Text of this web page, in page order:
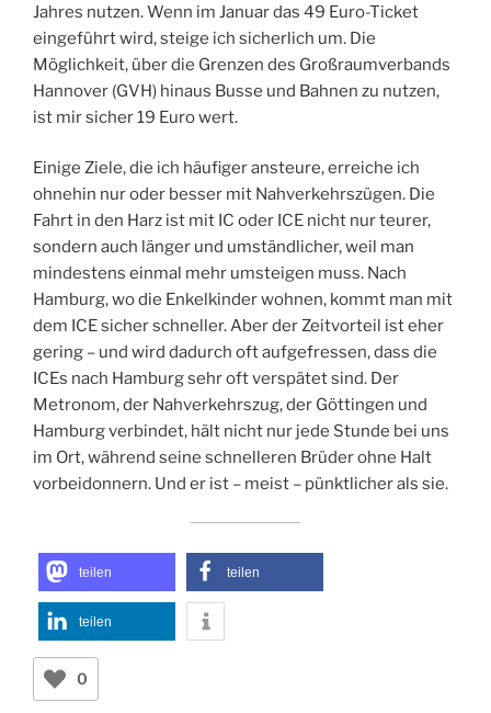
Jahres nutzen. Wenn im Januar das 49 Euro-Ticket
eingeführt wird, steige ich sicherlich um. Die
Möglichkeit, über die Grenzen des Großraumverbands
Hannover (GVH) hinaus Busse und Bahnen zu nutzen,
ist mir sicher 19 Euro wert.
Einige Ziele, die ich häufiger ansteure, erreiche ich
ohnehin nur oder besser mit Nahverkehrszügen. Die
Fahrt in den Harz ist mit IC oder ICE nicht nur teurer,
sondern auch länger und umständlicher, weil man
mindestens einmal mehr umsteigen muss. Nach
Hamburg, wo die Enkelkinder wohnen, kommt man mit
dem ICE sicher schneller. Aber der Zeitvorteil ist eher
gering – und wird dadurch oft aufgefressen, dass die
ICEs nach Hamburg sehr oft verspätet sind. Der
Metronom, der Nahverkehrszug, der Göttingen und
Hamburg verbindet, hält nicht nur jede Stunde bei uns
im Ort, während seine schnelleren Brüder ohne Halt
vorbeidonnern. Und er ist – meist – pünktlicher als sie.
teilen teilen
teilen
0